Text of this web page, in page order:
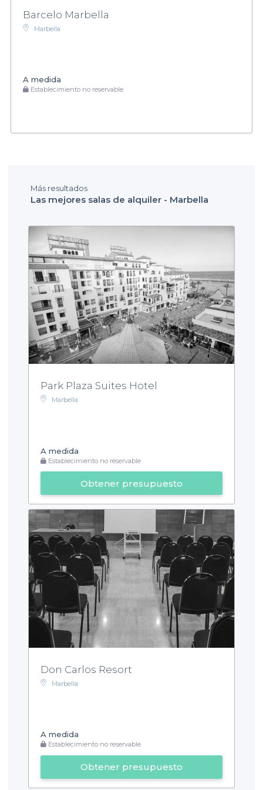
Barcelo Marbella
Marbella
A medida
Establecimiento no reservable
Más resultados
Las mejores salas de alquiler - Marbella
Park Plaza Suites Hotel
Marbella
A medida
Establecimiento no reservable
Obtener presupuesto
Don Carlos Resort
Marbella
A medida
Establecimiento no reservable
Obtener presupuesto